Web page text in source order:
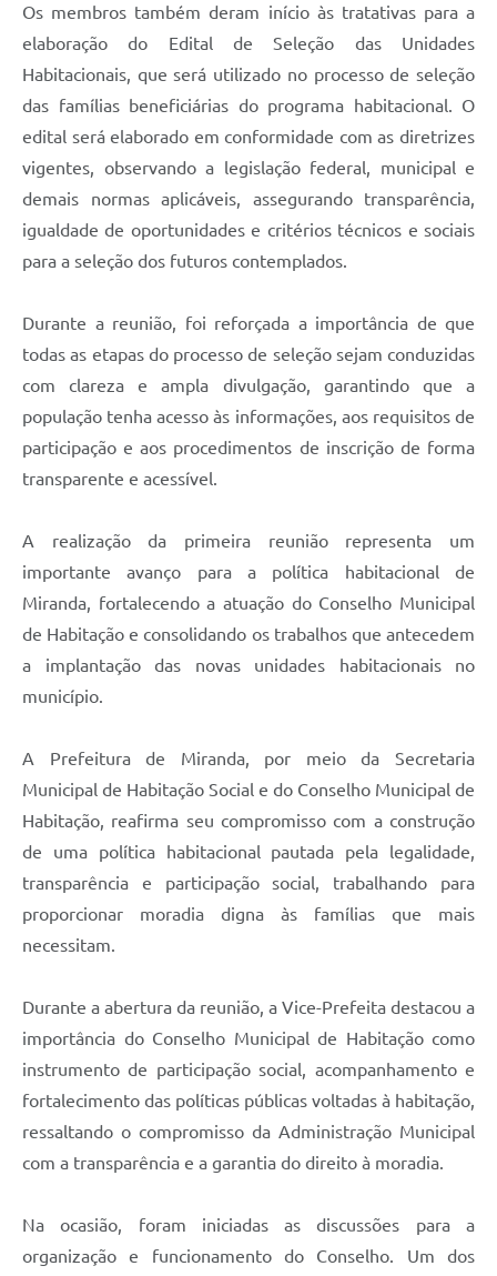
Os membros também deram início às tratativas para a
elaboração do Edital de Seleção das Unidades
Habitacionais, que será utilizado no processo de seleção
das famílias beneficiárias do programa habitacional. O
edital será elaborado em conformidade com as diretrizes
vigentes, observando a legislação federal, municipal e
demais normas aplicáveis, assegurando transparência,
igualdade de oportunidades e critérios técnicos e sociais
para a seleção dos futuros contemplados.
Durante a reunião, foi reforçada a importância de que
todas as etapas do processo de seleção sejam conduzidas
com clareza e ampla divulgação, garantindo que a
população tenha acesso às informações, aos requisitos de
participação e aos procedimentos de inscrição de forma
transparente e acessível.
A realização da primeira reunião representa um
importante avanço para a política habitacional de
Miranda, fortalecendo a atuação do Conselho Municipal
de Habitação e consolidando os trabalhos que antecedem
a implantação das novas unidades habitacionais no
município.
A Prefeitura de Miranda, por meio da Secretaria
Municipal de Habitação Social e do Conselho Municipal de
Habitação, reafirma seu compromisso com a construção
de uma política habitacional pautada pela legalidade,
transparência e participação social, trabalhando para
proporcionar moradia digna às famílias que mais
necessitam.
Durante a abertura da reunião, a Vice-Prefeita destacou a
importância do Conselho Municipal de Habitação como
instrumento de participação social, acompanhamento e
fortalecimento das políticas públicas voltadas à habitação,
ressaltando o compromisso da Administração Municipal
com a transparência e a garantia do direito à moradia.
Na ocasião, foram iniciadas as discussões para a
organização e funcionamento do Conselho. Um dos